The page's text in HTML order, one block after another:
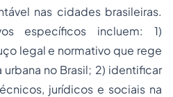
nas cidades brasileiras.
específicos incluem: 1)
legal e normativo que rege
urbana no Brasil; 2) identificar
jurídicos e sociais na